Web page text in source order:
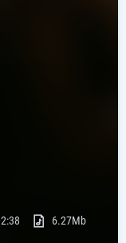
6.27Mb